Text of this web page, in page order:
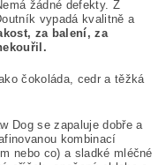
žádné defekty. Z
vypadá kvalitně a
za balení, za
čokoláda, cedr a těžká
Dog se zapaluje dobře a
kombinací
nebo co) a sladké mléčné